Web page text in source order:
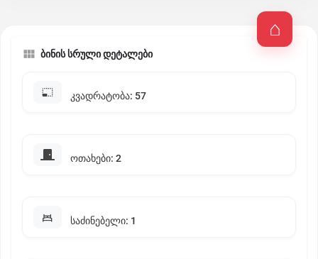
ბინის სრული დეტალები
კვადრატობა: 57
ოთახები: 2
საძინებელი: 1